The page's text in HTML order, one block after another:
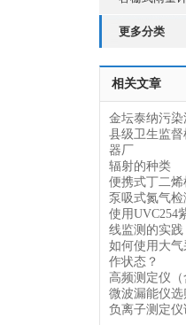
更多分类
相关文章
金坛泰纳污染
县级卫生监
器厂
辐射的种类
便携式丁二烯
泵吸式氮气检
使用UVC254
线监测的实践
如何使用大
作状态？
高频测定仪
微波漏能仪选
负离子测定仪